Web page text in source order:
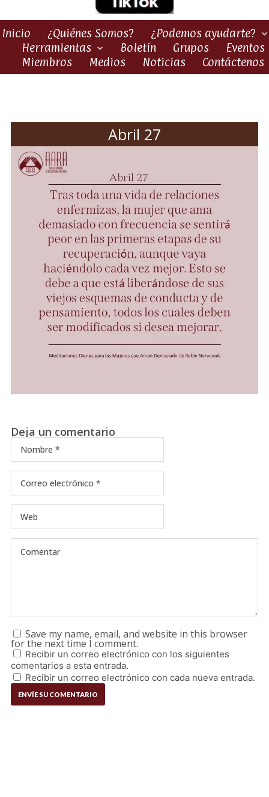
Inicio ¿Quiénes Somos?
¿Podemos ayudarte?
Herramientas
Boletín Grupos
Eventos
Miembros
Medios Noticias Contáctenos
Abril 27
Deja un comentario
Save my name, email, and website in this browser
for the next time I comment.
Recibir un correo electrónico con los siguientes
comentarios a esta entrada.
Recibir un correo electrónico con cada nueva entrada.